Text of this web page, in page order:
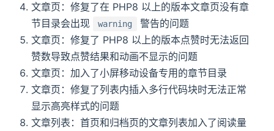
文章页：修复了在 PHP8 以上的版本文章页没有章
节目录会出现
warning
警告的问题
文章页：修复了 PHP8 以上的版本点赞时无法返回
赞数导致点赞结果和动画不显示的问题
文章页：加入了小屏移动设备专用的章节目录
文章页：修复了列表内插入多行代码块时无法正常
显示高亮样式的问题
文章列表：首页和归档页的文章列表加入了阅读量